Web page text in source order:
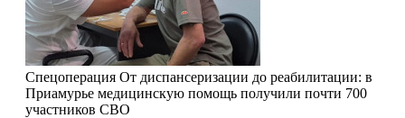
Спецоперация От диспансеризации до реабилитации: в
Приамурье медицинскую помощь получили почти 700
участников СВО